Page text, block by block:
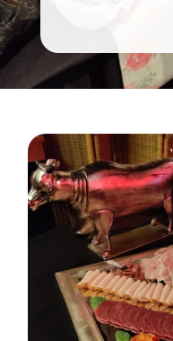
Slijterij
Agenda